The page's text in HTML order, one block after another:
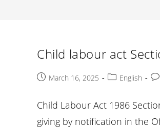
Child labour act
PostMarch 16, 2025
PostEnglish
Child Labour Act 1986
giving by notification in the